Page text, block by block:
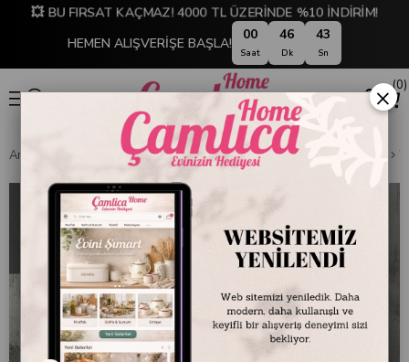
💥 BU FIRSAT KAÇMAZ! 4000 TL ÜZERİNDE %10 İNDİRİM!
HEMEN ALIŞVERİŞE BAŞLA! 00
Saat
46
Dk
42
Sn
0
Anasayfa DEKORASYON Tablolar 40 x 100 cm Çerçeveli Tablo
×